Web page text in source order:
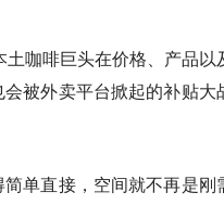
咖啡巨头在价格、产品以
被外卖平台掀起的补贴大
单直接，空间就不再是刚